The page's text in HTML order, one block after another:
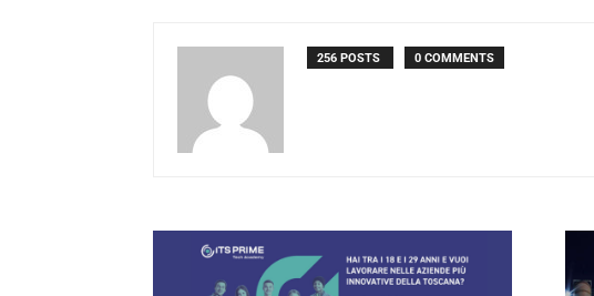
256 POSTS 0 COMMENTS